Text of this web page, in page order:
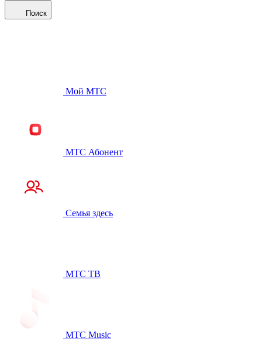
Поиск
Мой МТС
МТС Абонент
Семья здесь
МТС ТВ
МТС Music